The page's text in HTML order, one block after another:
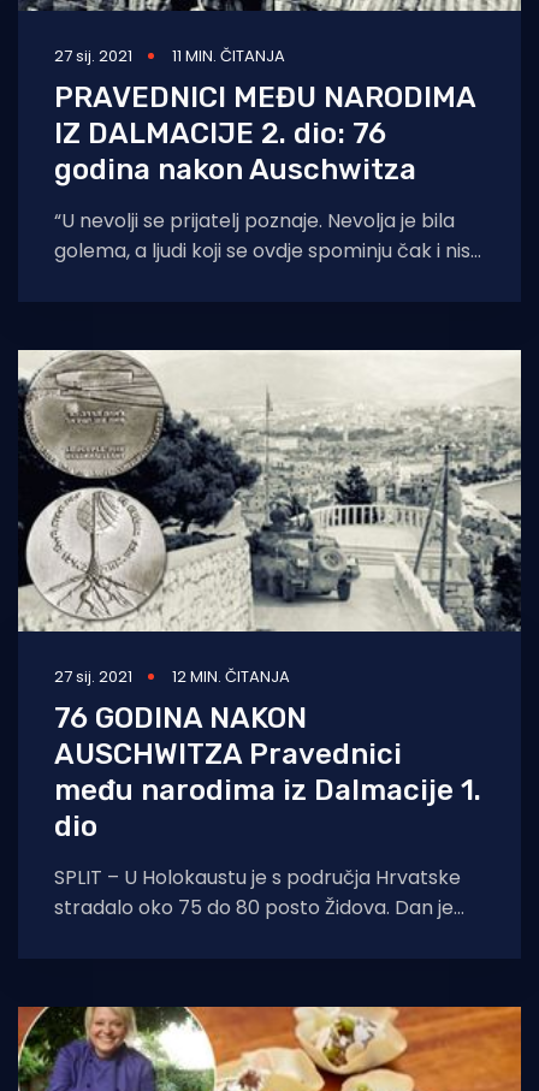
27 sij. 2021 11 MIN. ČITANJA
PRAVEDNICI MEĐU NARODIMA
IZ DALMACIJE 2. dio: 76
godina nakon Auschwitza
“U nevolji se prijatelj poznaje. Nevolja je bila
golema, a ljudi koji se ovdje spominju čak i nisu
27 sij. 2021 12 MIN. ČITANJA
76 GODINA NAKON
AUSCHWITZA Pravednici
među narodima iz Dalmacije 1.
dio
SPLIT – U Holokaustu je s područja Hrvatske
stradalo oko 75 do 80 posto Židova. Dan je